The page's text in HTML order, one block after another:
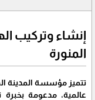
إنشاء وتركيب
المنورة
تتميز مؤسسة المدينة
عالمية، مدعومة